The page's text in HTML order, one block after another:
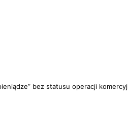
bez statusu operacji